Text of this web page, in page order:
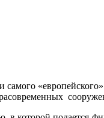
самого